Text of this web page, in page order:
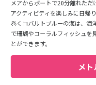
メアからボートで20分離れた
アクティビティを楽しみに日帰
巻くコバルトブルーの海は、海
で珊瑚やコーラルフィッシュを
とができます。
メ